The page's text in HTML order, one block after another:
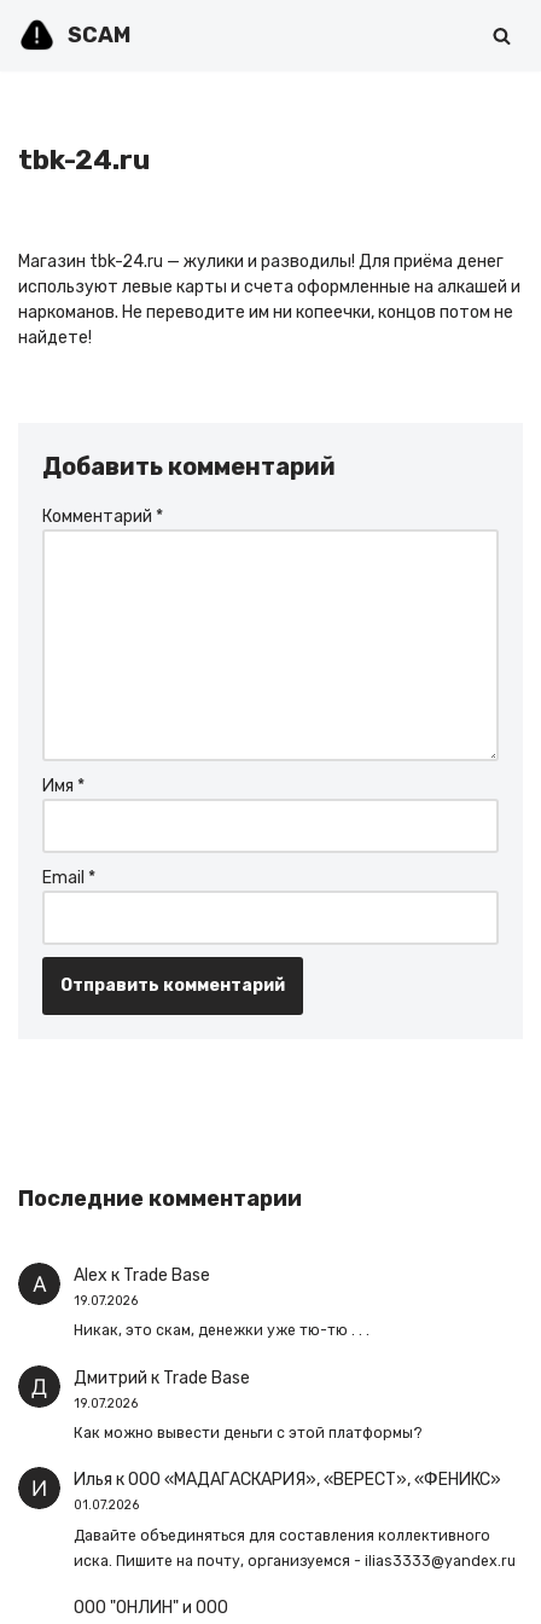
SCAM
tbk-24.ru
Магазин tbk-24.ru — жулики и разводилы! Для приёма денег
используют левые карты и счета оформленные на алкашей и
наркоманов. Не переводите им ни копеечки, концов потом не
найдете!
Добавить комментарий
Комментарий *
Имя *
Email *
Последние комментарии
Alex к Trade Base
19.07.2026
Никак, это скам, денежки уже тю-тю . . .
Дмитрий к Trade Base
19.07.2026
Как можно вывести деньги с этой платформы?
Илья кООО «МАДАГАСКАРИЯ», «ВЕРЕСТ», «ФЕНИКС»
01.07.2026
Давайте объединяться для составления коллективного
иска. Пишите на почту, организуемся - ilias3333@yandex.ru
ООО "ОНЛИН" и ООО